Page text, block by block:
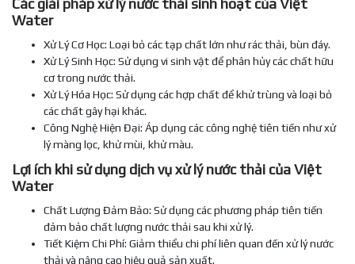
Các giải pháp xử lý nước thải sinh hoạt của Việt
Water
Xử Lý Cơ Học: Loại bỏ các tạp chất lớn như rác thải, bùn đáy.
Xử Lý Sinh Học: Sử dụng vi sinh vật để phân hủy các chất hữu
cơ trong nước thải.
Xử Lý Hóa Học: Sử dụng các hợp chất để khử trùng và loại bỏ
các chất gây hại khác.
Công Nghệ Hiện Đại: Áp dụng các công nghệ tiên tiến như xử
lý màng lọc, khử mùi, khử màu.
Lợi ích khi sử dụng dịch vụ xử lý nước thải của Việt
Water
Chất Lượng Đảm Bảo: Sử dụng các phương pháp tiên tiến
đảm bảo chất lượng nước thải sau khi xử lý.
Tiết Kiệm Chi Phí: Giảm thiểu chi phí liên quan đến xử lý nước
thải và nâng cao hiệu quả sản xuất.